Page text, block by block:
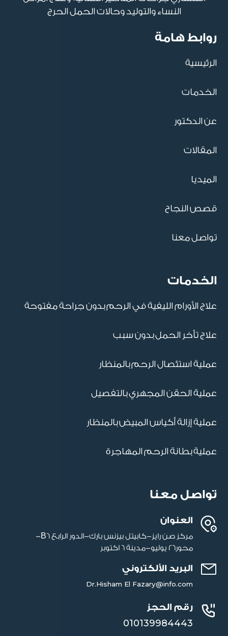
تواصل معنا
العنوان
مركز صن رايز-كابيتل بيزنس بارك-‎الدور الرابع B6-
محور26 يوليو-مدينة 6 اكتوبر
البريد الألكتروني
Dr.Hisham El Fazary@info.com
رقم الحجز
010139984443
الخدمات
علاج الأورام الليفية في الرحم بدون جراحة مفتوحة
علاج تأخر الحمل بدون سبب
عملية استئصال الرحم بالمنظار
عملية الحقن المجهري بالتفصيل
عملية إزالة أكياس المبيض بالمنظار
عملية بطانة الرحم المهاجرة
روابط هامة
الرئيسية
الخدمات
عن الدكتور
المقالات
الميديا
قصص النجاح
تواصل معنا
النساء والتوليد وحالات الحمل الحرج